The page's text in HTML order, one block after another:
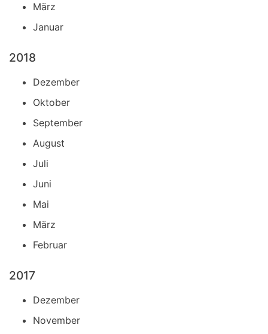
März
Januar
2018
Dezember
Oktober
September
August
Juli
Juni
Mai
März
Februar
2017
Dezember
November